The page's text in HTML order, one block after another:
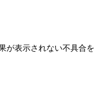
が表示されない不具合を